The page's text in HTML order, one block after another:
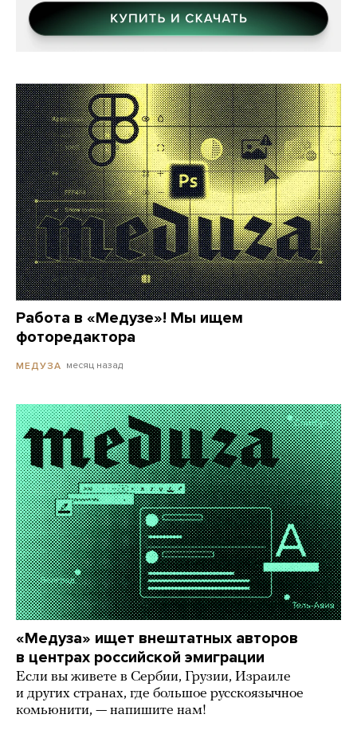
Работа в «Медузе»! Мы ищем
фоторедактора
МЕДУЗА месяц назад
«Медуза» ищет внештатных авторов
в центрах российской эмиграции
Если вы живете в Сербии, Грузии, Израиле
и других странах, где большое русскоязычное
комьюнити, — напишите нам!